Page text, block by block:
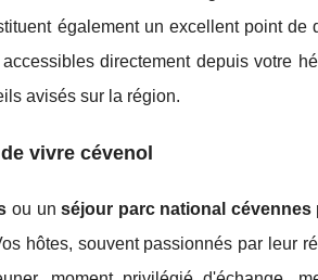
également un excellent point de
directement depuis votre
avisés sur la région.
vivre cévenol
ou unséjour parc national cévennes
hôtes, souvent passionnés par leur